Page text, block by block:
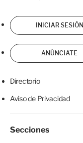
INICIAR SESIÓN
ANÚNCIATE
Directorio
Aviso de Privacidad
Secciones